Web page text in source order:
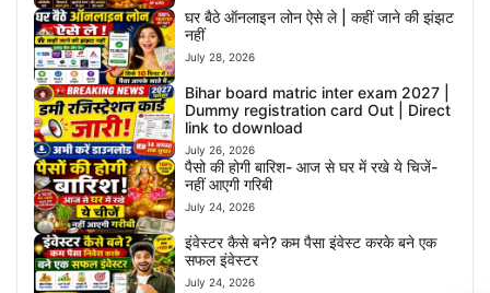
घर बैठे ऑनलाइन लोन ऐसे ले | कहीं जाने की झंझट
नहीं
July 28, 2026
Bihar board matric inter exam 2027 |
Dummy registration card Out | Direct
link to download
July 26, 2026
पैसो की होगी बारिश- आज से घर में रखे ये चिजें-
नहीं आएगी गरिबी
July 24, 2026
इंवेस्टर कैसे बने? कम पैसा इंवेस्ट करके बने एक
सफल इंवेस्टर
July 24, 2026